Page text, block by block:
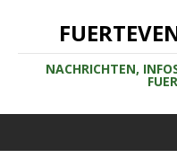
NACHRICHTEN,